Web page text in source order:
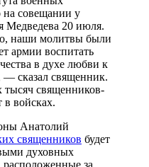
совещании у
Медведева 20 июля.
наши молитвы были
армии воспитать
в духе любви к
сказал священник.
тысяч священников-
в войсках.
Анатолий
священников будет
духовных
расположенные за